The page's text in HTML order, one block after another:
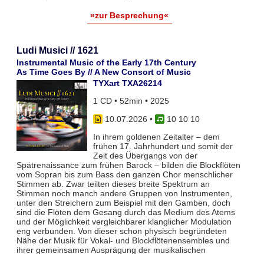
»zur Besprechung«
Ludi Musici // 1621
Instrumental Music of the Early 17th Century
As Time Goes By // A New Consort of Music
TYXart TXA26214
1 CD • 52min • 2025
10.07.2026 •
10 10 10
In ihrem goldenen Zeitalter – dem
frühen 17. Jahrhundert und somit der
Zeit des Übergangs von der
Spätrenaissance zum frühen Barock – bilden die Blockflöten
vom Sopran bis zum Bass den ganzen Chor menschlicher
Stimmen ab. Zwar teil­ten dieses breite Spektrum an
Stimmen noch manch andere Gruppen von Instrumenten,
unter den Streichern zum Bei­spiel mit den Gamben, doch
sind die Flöten dem Gesang durch das Medium des Atems
und der Möglichkeit vergleich­barer klanglicher Modulation
eng verbunden. Von dieser schon physisch begründeten
Nähe der Musik für Vokal- und Blockflö­tenensembles und
ihrer gemeinsamen Ausprägung der musikalischen